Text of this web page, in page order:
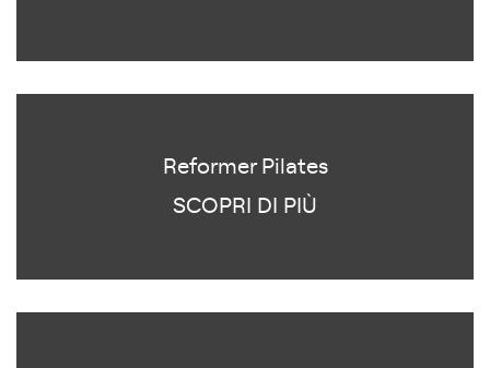
Reformer Pilates
SCOPRI DI PIÙ